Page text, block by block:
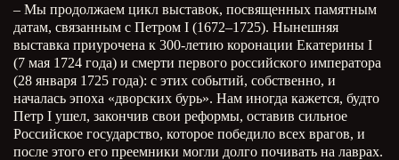
– Мы продолжаем цикл выставок, посвященных памятным
датам, связанным с Петром I (1672–1725). Нынешняя
выставка приурочена к 300-летию коронации Екатерины I
(7 мая 1724 года) и смерти первого российского императора
(28 января 1725 года): с этих событий, собственно, и
началась эпоха «дворских бурь». Нам иногда кажется, будто
Петр I ушел, закончив свои реформы, оставив сильное
Российское государство, которое победило всех врагов, и
после этого его преемники могли долго почивать на лаврах.